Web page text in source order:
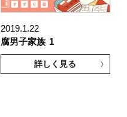
2019.1.22
腐男子家族 1
詳しく見る